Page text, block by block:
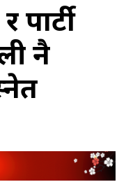
पार्टी
नै